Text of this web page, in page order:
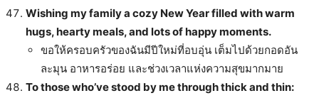
Wishing my family a cozy New Year filled with warm
hugs, hearty meals, and lots of happy moments.
ขอให้ครอบครัวของฉันมีปีใหม่ที่อบอุ่น เต็มไปด้วยกอดอัน
ละมุน อาหารอร่อย และช่วงเวลาแห่งความสุขมากมาย
To those who’ve stood by me through thick and thin: